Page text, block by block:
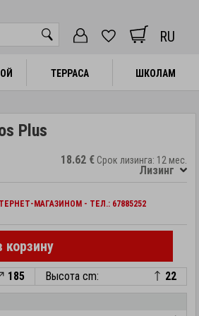
RU
ТЕРРАСА ШКОЛАМ
ТЕРРАСА ШКОЛАМ
Plus
18.62 € Срок лизинга: 12 мес.
Лизинг
МАГАЗИНОМ - ТЕЛ.: 67885252
корзину
185 Высота cm:
22